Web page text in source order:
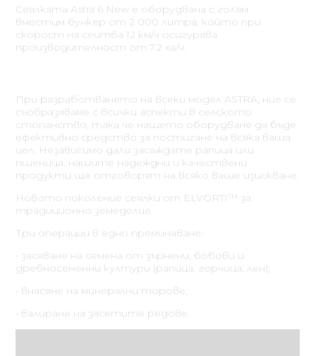
Сеялката Astra 6 New е оборудвана с голям
вместим бункер от 2 000 литра, който при
скорост на сеитба 12 км/ч осигурява
производителност от 7.2 ха/ч.
При разработването на всеки модел ASTRA, ние се
съобразяваме с всички аспекти в селското
стопанство, така че нашето оборудване да бъде
ефективно средство за постигане на всяка ваша
цел. Независимо дали засаждате рапица или
пшеница, нашите надеждни и качествени
продукти ще отговорят на всяко ваше изискване.
Новото поколение сеялки от ELVORTI™ за
традиционно земеделие.
Три операции в едно преминаване:
• засяване на семена от зърнени, бобови и
дребносеменни култури (рапица, горчица, лен);
• внасяне на минерални торове;
• валиране на засетите редове.